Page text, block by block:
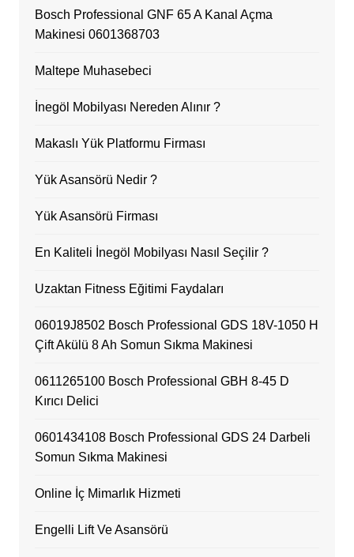
Bosch Professional GNF 65 A Kanal Açma
Makinesi 0601368703
Maltepe Muhasebeci
İnegöl Mobilyası Nereden Alınır ?
Makaslı Yük Platformu Firması
Yük Asansörü Nedir ?
Yük Asansörü Firması
En Kaliteli İnegöl Mobilyası Nasıl Seçilir ?
Uzaktan Fitness Eğitimi Faydaları
06019J8502 Bosch Professional GDS 18V-1050 H
Çift Akülü 8 Ah Somun Sıkma Makinesi
0611265100 Bosch Professional GBH 8-45 D
Kırıcı Delici
0601434108 Bosch Professional GDS 24 Darbeli
Somun Sıkma Makinesi
Online İç Mimarlık Hizmeti
Engelli Lift Ve Asansörü